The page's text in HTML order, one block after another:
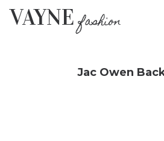
Jac Owen